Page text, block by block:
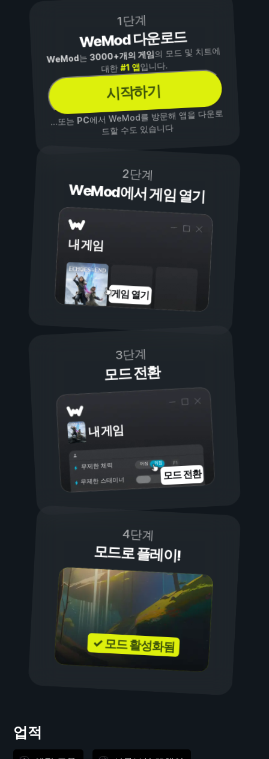
1단계
WeMod 다운로드
WeMod는3000+개의 게임의 모드 및 치트에
대한#1 앱입니다.
시작하기
...또는PC에서 WeMod를 방문해 앱을 다운로
드할 수도 있습니다
2단계
WeMod에서 게임 열기
내 게임
게임 열기
3단계
모드 전환
내 게임
켜짐
꺼짐
무제한 체력
무제한 스태미너 모드 전환
4단계
모드로 플레이!
✓ 모드 활성화됨
업적